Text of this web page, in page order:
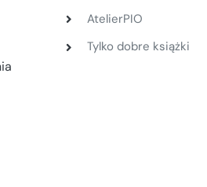
AtelierPIO
Tylko dobre książki